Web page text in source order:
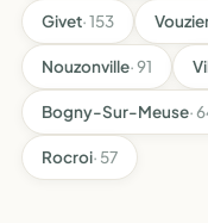
Givet· 153
Nouzonville· 91
Bogny-Sur-Meuse·
Rocroi· 57